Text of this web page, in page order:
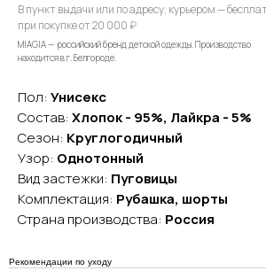
В пункт выдачи или по адресу, курьером —
при покупке от 20 000 ₽
MIAGIA — российский бренд детской одежды. Производство
находится в г. Белгороде.
Пол: Унисекс
Состав: Хлопок - 95%, Лайкра - 5%
Сезон: Круглогодичный
Узор: Однотонный
Вид застежки: Пуговицы
Комплектация: Рубашка, шорты
Страна производства: Россия
Рекомендации по уходу